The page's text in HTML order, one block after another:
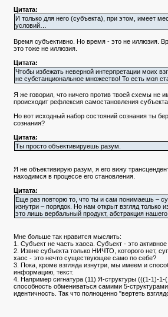
Цитата:
И только для него (субъекта), при этом, имеет
условий…
Время субъективно. Но время - это не иллюзия.
это тоже не иллюзия.
Цитата:
Чтобы избежать неверной интерпретации моих
не субстанциональное множество! То есть моя
Я же говорил, что ничего против твоей схемы не
происходит рефлексия самостановления
Но вот исходный набор состояний сознания ты
сознания?
Цитата:
Ты просто объективируешь разум.
Я не объективирую разум, я его вижу
находимся в процессе его становления.
Цитата:
Еще раз повторю то, что ты и сам понимаешь –
изнутри – порядок. Но нам открыт взгляд только
это лишь вербальный продукт, абстракция
Мне больше так нравится мыслить:
1. Субъект не часть хаоса. Субъект - это
2. Извне субъекта только НИЧТО, которого нет,
хаос - это нечто существующее само по себе?
3. Пока, кроме взгляда изнутри, мы имеем и
информацию, текст.
4. Например сигнатура (11) Я-структуры (((1-1)-
способность обмениваться самими 5-
идентичность. Так что полноценно "вертеть